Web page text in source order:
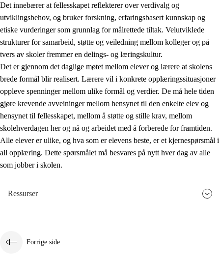
Det innebærer at fellesskapet reflekterer over verdivalg og
utviklingsbehov, og bruker forskning, erfaringsbasert kunnskap og
etiske vurderinger som grunnlag for målrettede tiltak. Velutviklede
strukturer for samarbeid, støtte og veiledning mellom kolleger og på
tvers av skoler fremmer en delings- og læringskultur.
Det er gjennom det daglige møtet mellom elever og lærere at skolens
brede formål blir realisert. Lærere vil i konkrete opplæringssituasjoner
oppleve spenninger mellom ulike formål og verdier. De må hele tiden
gjøre krevende avveininger mellom hensynet til den enkelte elev og
hensynet til fellesskapet, mellom å støtte og stille krav, mellom
skolehverdagen her og nå og arbeidet med å forberede for framtiden.
Alle elever er ulike, og hva som er elevens beste, er et kjernespørsmål i
all opplæring. Dette spørsmålet må besvares på nytt hver dag av alle
som jobber i skolen.
Ressurser
Forrige side